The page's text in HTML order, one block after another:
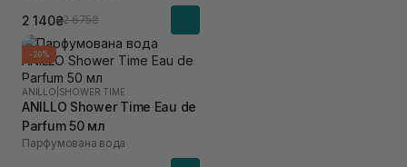
2 140₴2 675₴
-20%
ANILLO SHOWER TIME
ANILLO Shower Time Eau de
Parfum 50 мл
Парфумована вода